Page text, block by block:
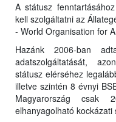
A státusz
kell szolgáltatni az
- World Organisation for
Hazánk 2006-ban
adatszolgáltatását,
státusz elérséhez
illetve szintén 8 évnyi
Magyarország csak
elhanyagolható